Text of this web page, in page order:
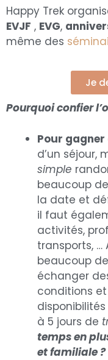
Happy Trek
EVJF , EVG,
même des
Je
Pourquoi confier
Pour
d’un séjour,
simple
beaucoup
la date et
il faut
activités,
transports, …
beaucoup
échanger
conditions
à 5 jours de
temps en
et familiale ?